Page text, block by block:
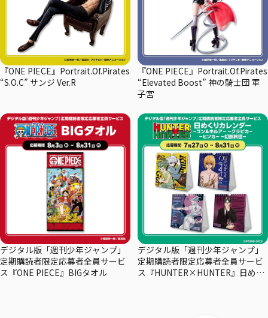
『ONE PIECE』Portrait.Of.Pirates
“S.O.C” サンジ Ver.R
『ONE PIECE』Portrait.Of.Pirates
“Elevated Boost” 神の騎士団 軍
子宮
デジタル版「週刊少年ジャンプ」
定期購読者限定応募者全員サービ
ス『ONE PIECE』BIGタオル
デジタル版「週刊少年ジャンプ」
定期購読者限定応募者全員サービ
ス『HUNTER×HUNTER』日めく